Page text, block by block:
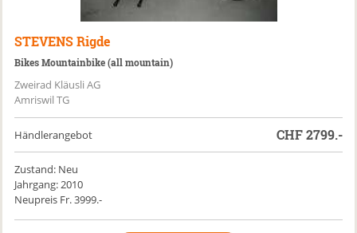
STEVENS Rigde
Bikes Mountainbike (all mountain)
Zweirad Kläusli AG
Amriswil TG
Händlerangebot CHF2799.-
Zustand: Neu
Jahrgang: 2010
Neupreis Fr. 3999.-